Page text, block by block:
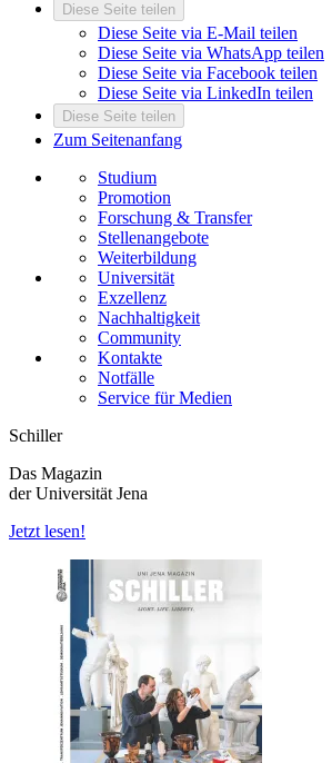
Diese Seite teilen
Diese Seite via E-Mail teilen
Diese Seite via WhatsApp teilen
Diese Seite via Facebook teilen
Diese Seite via LinkedIn teilen
Diese Seite teilen
Zum Seitenanfang
Studium
Promotion
Forschung & Transfer
Stellenangebote
Weiterbildung
Universität
Exzellenz
Nachhaltigkeit
Community
Kontakte
Notfälle
Service für Medien
Schiller
Das Magazin
der Universität Jena
Jetzt lesen!